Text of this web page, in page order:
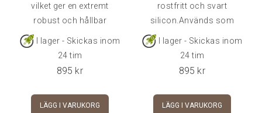
vilket ger en extremt
robust och hållbar
slagtåliga designen
användning. Tack vare
den höjdjusterbara ratten
I lager - Skickas inom
24 tim
895 kr
LÄGG I VARUKORG
rostfritt och svart
silicon.Används som
stöd vid tampning, samt
snyggt ställ för tamper då
I lager - Skickas inom
24 tim
895 kr
LÄGG I VARUKORG